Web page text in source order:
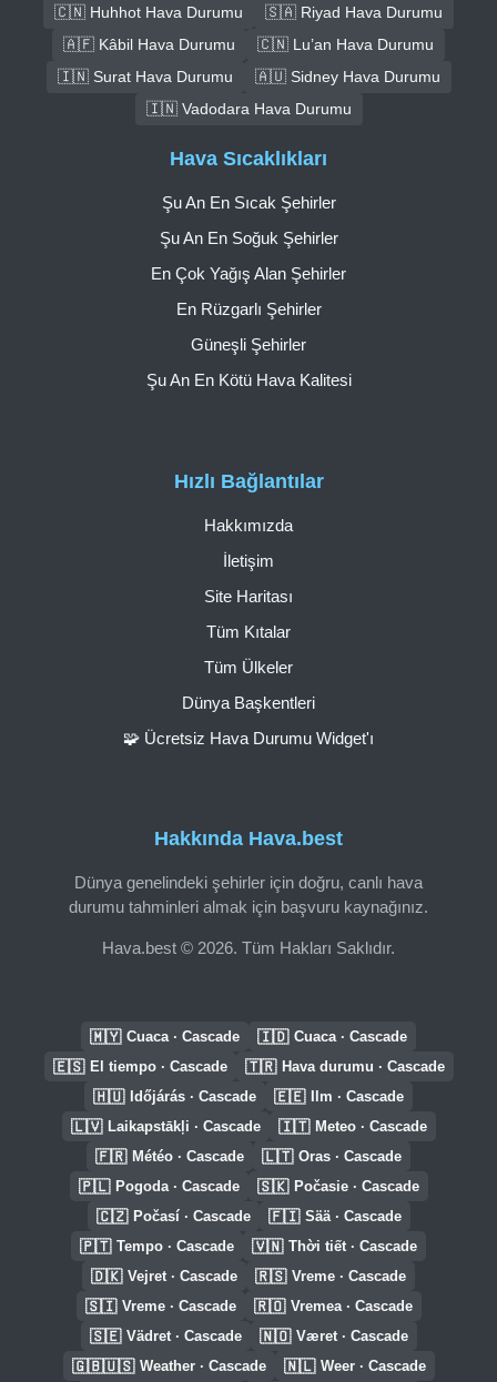
🇨🇳 Huhhot Hava Durumu
🇸🇦 Riyad Hava Durumu
🇦🇫 Kâbil Hava Durumu
🇨🇳 Lu’an Hava Durumu
🇮🇳 Surat Hava Durumu
🇦🇺 Sidney Hava Durumu
🇮🇳 Vadodara Hava Durumu
Hakkında Hava.best
Dünya genelindeki şehirler için doğru, canlı hava
durumu tahminleri almak için başvuru kaynağınız.
Hava.best © 2026. Tüm Hakları Saklıdır.
Hızlı Bağlantılar
Hakkımızda
İletişim
Site Haritası
Tüm Kıtalar
Tüm Ülkeler
Dünya Başkentleri
🧩 Ücretsiz Hava Durumu Widget'ı
Hava Sıcaklıkları
Şu An En Sıcak Şehirler
Şu An En Soğuk Şehirler
En Çok Yağış Alan Şehirler
En Rüzgarlı Şehirler
Güneşli Şehirler
Şu An En Kötü Hava Kalitesi
🇲🇾 Cuaca · Cascade 🇮🇩 Cuaca · Cascade
🇪🇸 El tiempo · Cascade 🇹🇷 Hava durumu · Cascade
🇭🇺 Időjárás · Cascade 🇪🇪 Ilm · Cascade
🇱🇻 Laikapstākļi · Cascade 🇮🇹 Meteo · Cascade
🇫🇷 Météo · Cascade 🇱🇹 Oras · Cascade
🇵🇱 Pogoda · Cascade 🇸🇰 Počasie · Cascade
🇨🇿 Počasí · Cascade 🇫🇮 Sää · Cascade
🇵🇹 Tempo · Cascade 🇻🇳 Thời tiết · Cascade
🇩🇰 Vejret · Cascade 🇷🇸 Vreme · Cascade
🇸🇮 Vreme · Cascade 🇷🇴 Vremea · Cascade
🇸🇪 Vädret · Cascade 🇳🇴 Været · Cascade
🇬🇧🇺🇸 Weather · Cascade 🇳🇱 Weer · Cascade